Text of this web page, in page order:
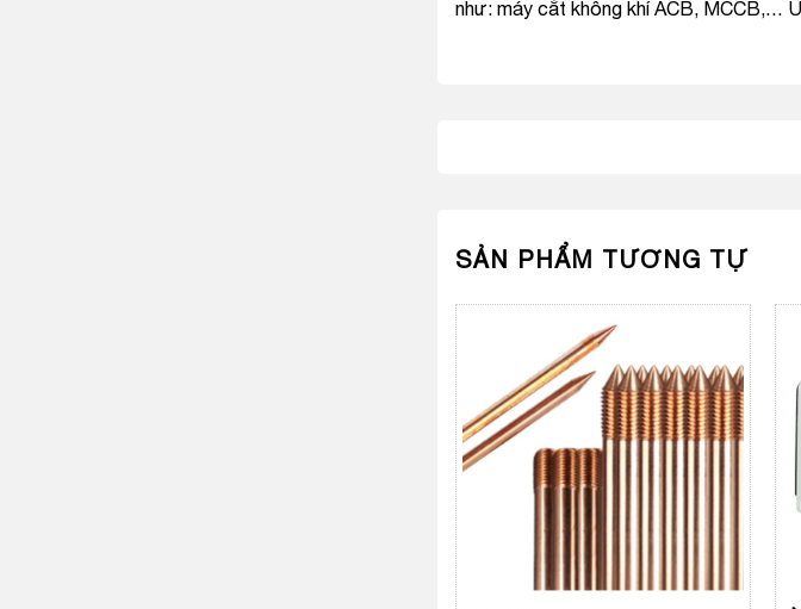
như: máy cắt không khí ACB, MCCB,…
SẢN PHẨM TƯƠNG TỰ